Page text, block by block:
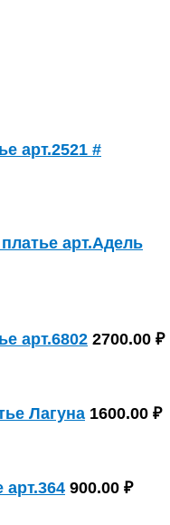
арт.2521 #
арт.Адель
арт.6802 2700.00 ₽
Лагуна 1600.00 ₽
арт.364 900.00 ₽